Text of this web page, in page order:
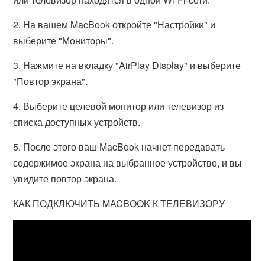
2. На вашем MacBook откройте "Настройки" и
выберите "Мониторы".
3. Нажмите на вкладку "AirPlay Display" и выберите
"Повтор экрана".
4. Выберите целевой монитор или телевизор из
списка доступных устройств.
5. После этого ваш MacBook начнет передавать
содержимое экрана на выбранное устройство, и вы
увидите повтор экрана.
КАК ПОДКЛЮЧИТЬ MACBOOK К ТЕЛЕВИЗОРУ